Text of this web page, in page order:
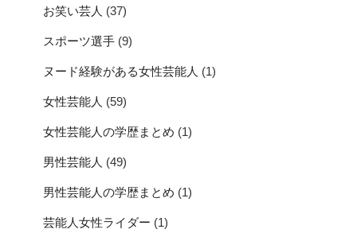
お笑い芸人 (37)
スポーツ選手 (9)
ヌード経験がある女性芸能人 (1)
女性芸能人 (59)
女性芸能人の学歴まとめ (1)
男性芸能人 (49)
男性芸能人の学歴まとめ (1)
芸能人女性ライダー (1)